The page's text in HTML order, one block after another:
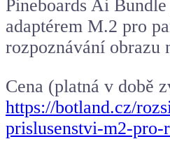
Pineboards Ai
adaptérem M.2 pro
rozpoznávání obrazu
Cena (platná v době
https://botland.cz/
prislusenstvi-m2-